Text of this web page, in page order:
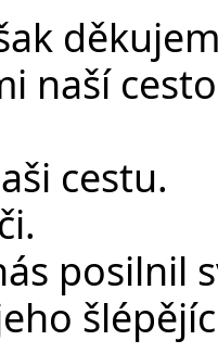
naší
cestu.
posilnil